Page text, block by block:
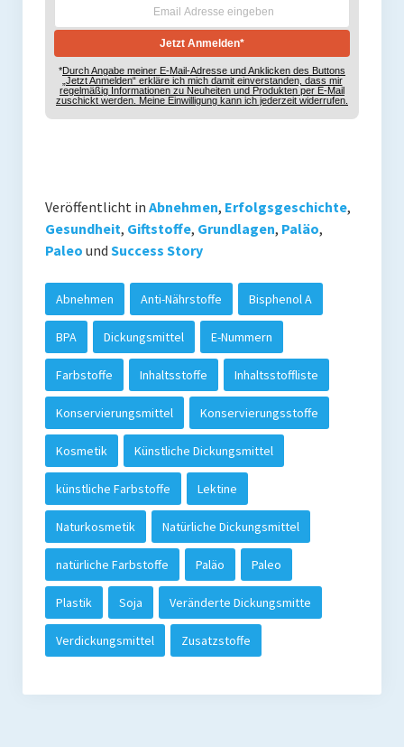
*Durch Angabe meiner E-Mail-Adresse und Anklicken des Buttons
„Jetzt Anmelden“ erkläre ich mich damit einverstanden, dass mir
regelmäßig Informationen zu Neuheiten und Produkten per E-Mail
zuschickt werden. Meine Einwilligung kann ich jederzeit widerrufen.
Veröffentlicht in Abnehmen, Erfolgsgeschichte,
Gesundheit, Giftstoffe, Grundlagen, Paläo,
Paleo und Success Story
Abnehmen Anti-Nährstoffe Bisphenol A
BPA Dickungsmittel E-Nummern
Farbstoffe Inhaltsstoffe Inhaltsstoffliste
Konservierungsmittel Konservierungsstoffe
Kosmetik Künstliche Dickungsmittel
künstliche Farbstoffe Lektine
Naturkosmetik Natürliche Dickungsmittel
natürliche Farbstoffe Paläo Paleo
Plastik Soja Veränderte Dickungsmitte
Verdickungsmittel Zusatzstoffe